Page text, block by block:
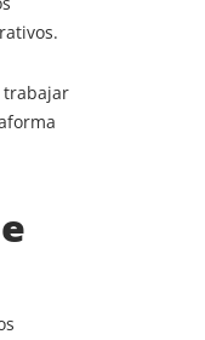
trabajar